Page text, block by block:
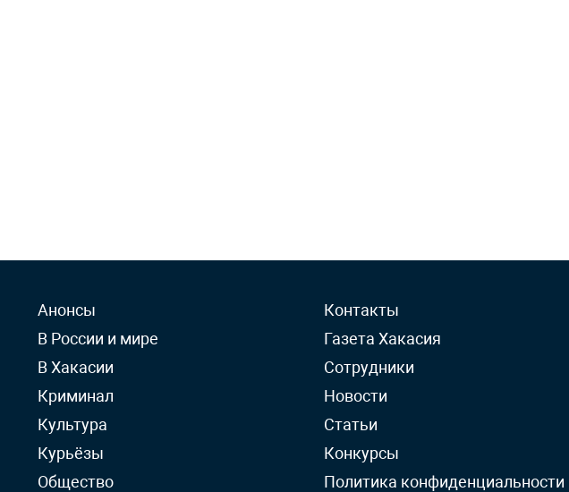
Анонсы
В России и мире
В Хакасии
Криминал
Культура
Курьёзы
Общество
Контакты
Газета Хакасия
Сотрудники
Новости
Статьи
Конкурсы
Политика конфиденциальности